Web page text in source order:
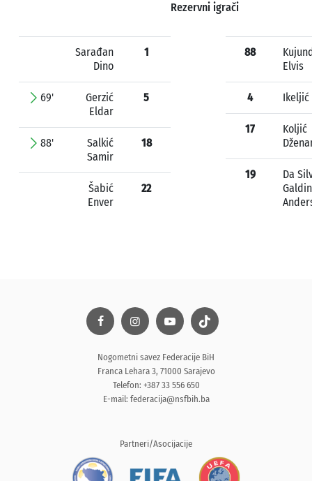
Rezervni igrači
Sarađan
Dino
1
69'
Gerzić
Eldar
5
88'
Salkić
Samir
18
Šabić
Enver
22
88
Elvis
4
17
Koljić
19
Da
Nogometni savez Federacije BiH
Franca Lehara 3, 71000 Sarajevo
Telefon: +387 33 556 650
E-mail: federacija@nsfbih.ba
Partneri/Asocijacije